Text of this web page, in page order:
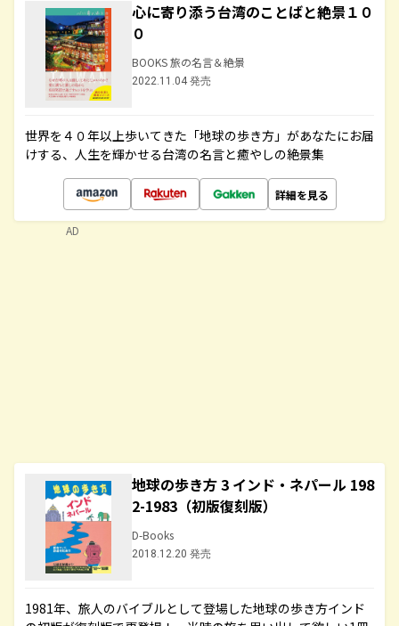
心に寄り添う台湾のことばと絶景１０
０
BOOKS 旅の名言＆絶景
2022.11.04 発売
世界を４０年以上歩いてきた「地球の歩き方」があなたにお届
けする、人生を輝かせる台湾の名言と癒やしの絶景集
詳細を見る
地球の歩き方 3 インド・ネパール 198
2-1983（初版復刻版）
D-Books
2018.12.20 発売
1981年、旅人のバイブルとして登場した地球の歩き方インド
AD